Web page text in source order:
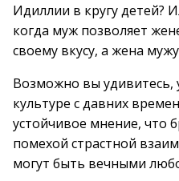
Идиллии в кругу детей?
когда муж позволяет
своему вкусу, а жена
Возможно вы удивитесь,
культуре с давних
устойчивое мнение, что
помехой страстной
могут быть вечными